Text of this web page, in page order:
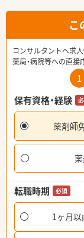
こ
コンサルタントへ求
薬局・病院等への直接
1
保有資格・経験
薬剤師
転職時期 必須
1ヶ月以